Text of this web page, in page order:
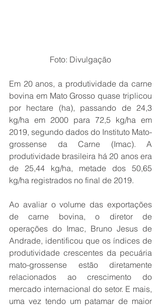
Foto: Divulgação
Em 20 anos, a produtividade da carne
bovina em Mato Grosso quase triplicou
por hectare (ha), passando de 24,3
kg/ha em 2000 para 72,5 kg/ha em
2019, segundo dados do Instituto Mato-
grossense da Carne (Imac). A
produtividade brasileira há 20 anos era
de 25,44 kg/ha, metade dos 50,65
kg/ha registrados no final de 2019.
Ao avaliar o volume das exportações
de carne bovina, o diretor de
operações do Imac, Bruno Jesus de
Andrade, identificou que os índices de
produtividade crescentes da pecuária
mato-grossense estão diretamente
relacionados ao crescimento do
mercado internacional do setor. E mais,
uma vez tendo um patamar de maior